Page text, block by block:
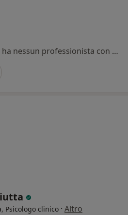
Questo centro non ha nessun professionista con date disponibili
Psicologo clinico · Altro